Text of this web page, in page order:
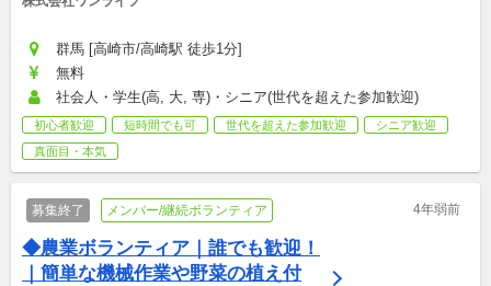
群馬 [高崎市/高崎駅 徒歩1分]
無料
社会人・学生(高, 大, 専)・シニア(世代を超えた参加歓迎)
初心者歓迎 短時間でも可 世代を超えた参加歓迎
シニア歓迎
真面目・本気
募集終了 メンバー/継続ボランティア 4年弱前
◆農業ボランティア｜誰でも歓迎！
｜簡単な機械作業や野菜の植え付